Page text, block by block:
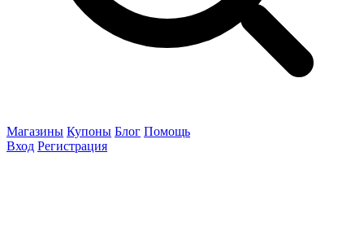
Магазины Купоны Блог Помощь
Вход Регистрация